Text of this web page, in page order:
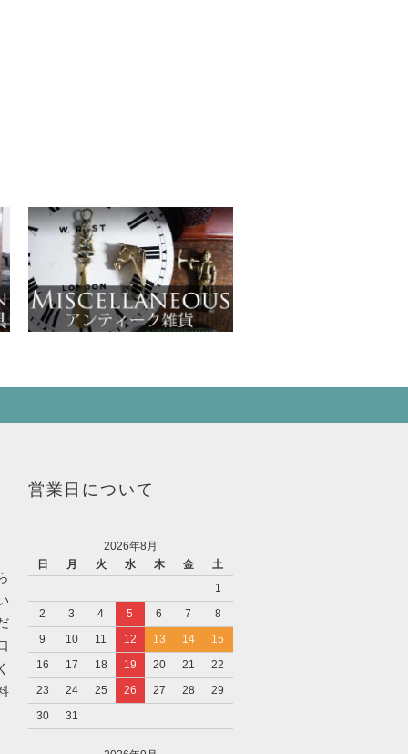
営業日について
2026年8月
日
月 火 水 木 金
土
1
2
3 4 5 6 7
8
9
10 11 12 13 14
15
16
17 18 19 20 21
22
23
24 25 26 27 28
29
30
31